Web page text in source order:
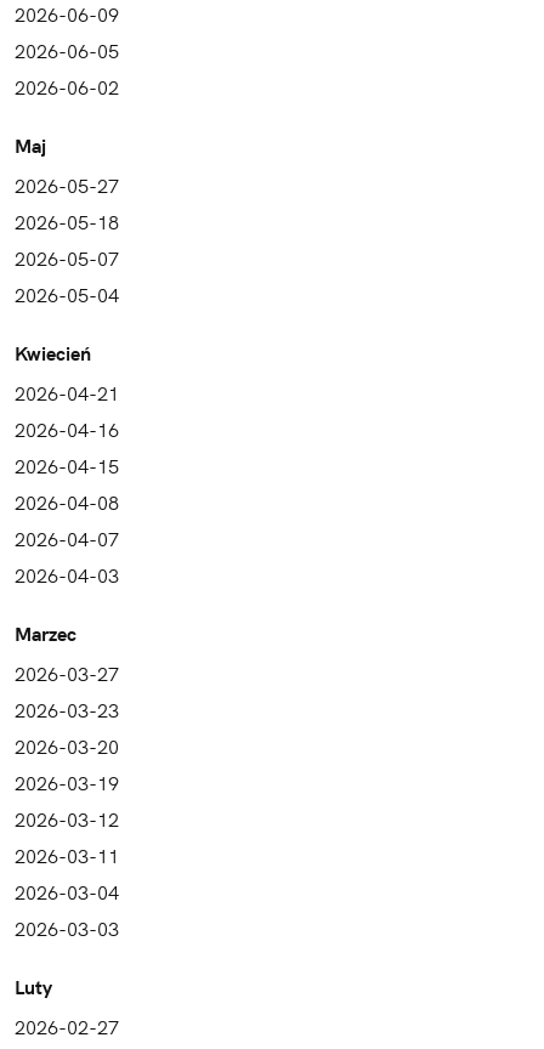
2026-06-09
2026-06-05
2026-06-02
Maj
2026-05-27
2026-05-18
2026-05-07
2026-05-04
Kwiecień
2026-04-21
2026-04-16
2026-04-15
2026-04-08
2026-04-07
2026-04-03
Marzec
2026-03-27
2026-03-23
2026-03-20
2026-03-19
2026-03-12
2026-03-11
2026-03-04
2026-03-03
Luty
2026-02-27